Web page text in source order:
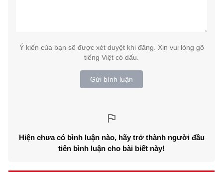
Ý kiến của bạn sẽ được xét duyệt khi đăng. Xin vui lòng gõ
tiếng Việt có dấu.
Gửi bình luận
Hiện chưa có bình luận nào, hãy trở thành người đầu
tiên bình luận cho bài biết này!